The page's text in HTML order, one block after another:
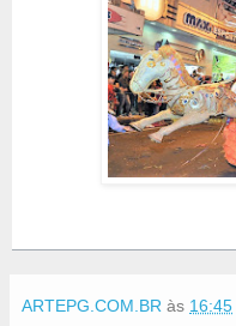
ARTEPG.COM.BR às 16:45